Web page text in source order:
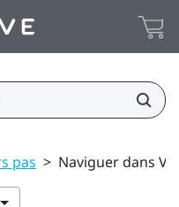
pas > Naviguer dans